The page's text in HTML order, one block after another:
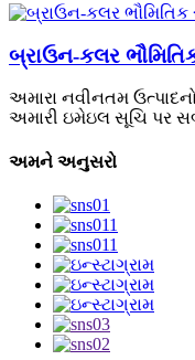
બ્રાઉન-કલર
અમારા નવીનતમ
અમારી ઇમેઇલ સૂચિ પર
અમને અનુસરો